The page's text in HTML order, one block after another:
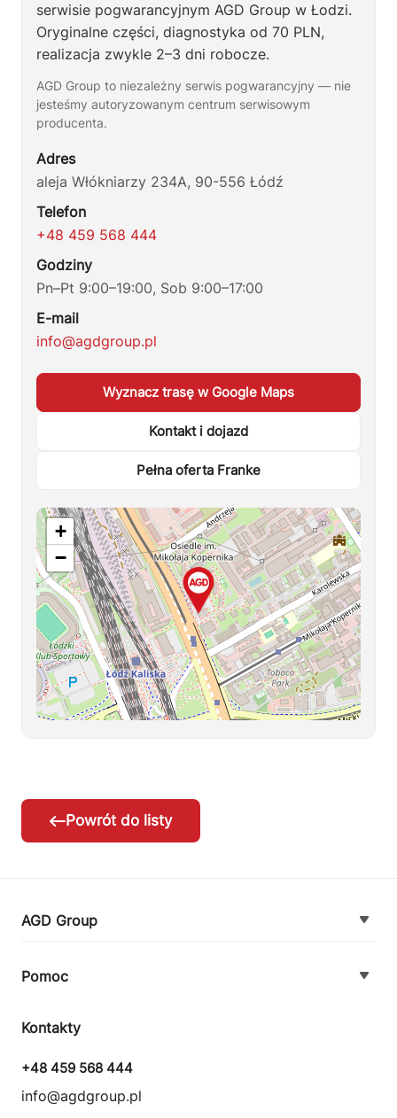
serwisie pogwarancyjnym AGD Group w Łodzi.
Oryginalne części, diagnostyka od 70 PLN,
realizacja zwykle 2–3 dni robocze.
AGD Group to niezależny serwis pogwarancyjny — nie
jesteśmy autoryzowanym centrum serwisowym
producenta.
Adres
aleja Włókniarzy 234A, 90-556 Łódź
Telefon
+48 459 568 444
Godziny
Pn–Pt 9:00–19:00, Sob 9:00–17:00
E-mail
info@agdgroup.pl
Wyznacz trasę w Google Maps
Kontakt i dojazd
Pełna oferta Franke
+
−
Powrót do listy
AGD Group
Kontakt
Pomoc
Zamówienie i płatność
Zasady dostawy urządzeń
Regulamin usług serwisowych
Kontakty
+48 459 568 444
info@agdgroup.pl